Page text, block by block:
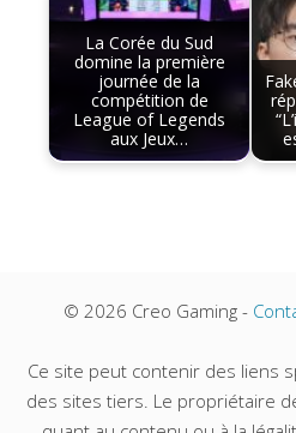
La Corée du Sud
domine la première
journée de la
compétition de
League of Legends
aux Jeux…
© 2026 Creo Gaming -
Ce site peut contenir des liens
des sites tiers. Le propriétaire